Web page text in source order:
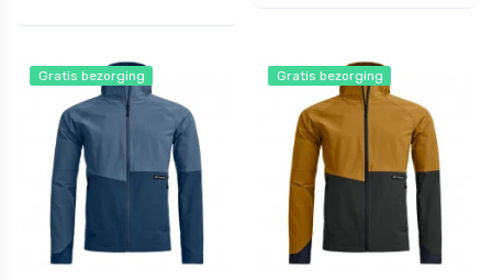
Gratis bezorging Gratis bezorging